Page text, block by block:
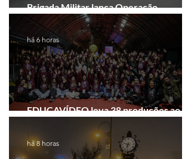
Brigada Militar lança Operação
Convergência na Região das Hortênsias
EDUCAVÍDEO leva 38 produções ao
Festival de Cinema de Gramado
há 6 horas
há 8 horas